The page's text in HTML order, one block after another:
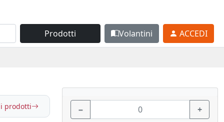
Prodotti Volantini ACCEDI
prodotti − +